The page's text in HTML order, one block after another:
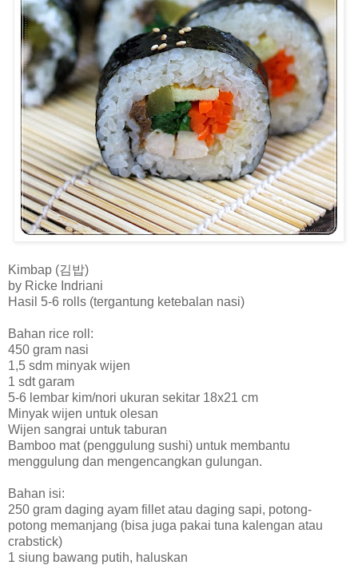
Kimbap (김밥)
by Ricke Indriani
Hasil 5-6 rolls (tergantung ketebalan nasi)
Bahan rice roll:
450 gram nasi
1,5 sdm minyak wijen
1 sdt garam
5-6 lembar kim/nori ukuran sekitar 18x21 cm
Minyak wijen untuk olesan
Wijen sangrai untuk taburan
Bamboo mat (penggulung sushi) untuk membantu
menggulung dan mengencangkan gulungan.
Bahan isi:
250 gram daging ayam fillet atau daging sapi, potong-
potong memanjang (bisa juga pakai tuna kalengan atau
crabstick)
1 siung bawang putih, haluskan